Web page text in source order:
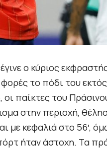
ο κύριος
το πόδι του εκτός
παίκτες του
στην περιοχή,
με κεφαλιά στο 56′,
ήταν άστοχη. Τα